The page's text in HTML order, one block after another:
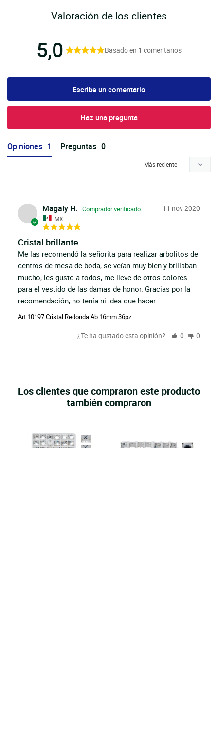
Valoración de los clientes
5,0 Basado en 1 comentarios
Escribe un comentario
Haz una pregunta
Opiniones Preguntas
11 nov 2020
Magaly H.
MX
Cristal brillante
Me las recomendó la señorita para realizar arbolitos de
centros de mesa de boda, se veían muy bien y brillaban
mucho, les gusto a todos, me lleve de otros colores
para el vestido de las damas de honor. Gracias por la
recomendación, no tenía ni idea que hacer
Art.10197 Cristal Redonda Ab 16mm 36pz
¿Te ha gustado esta opinión? 0 0
Los clientes que compraron este producto
también compraron